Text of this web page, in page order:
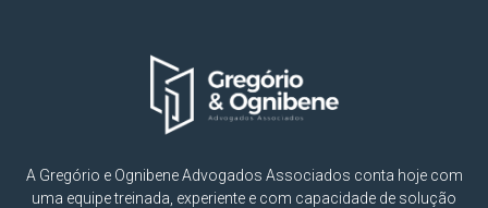
A Gregório e Ognibene Advogados Associados conta hoje com
uma equipe treinada, experiente e com capacidade de solução